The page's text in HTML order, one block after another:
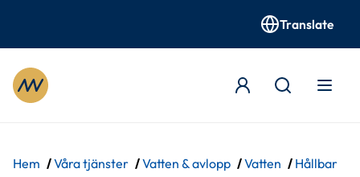
Translate
Hem /Våra tjänster /Vatten & avlopp /Vatten / Hållbar